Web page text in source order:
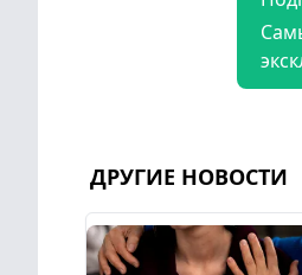
ДРУГИЕ НОВОСТИ